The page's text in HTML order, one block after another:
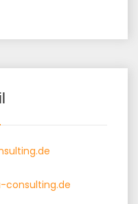
consulting.de